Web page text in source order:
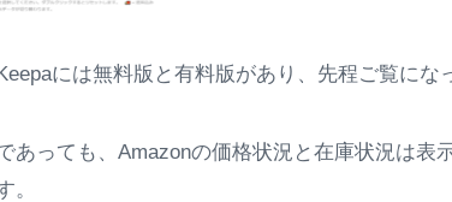
には無料版と有料版があり、先程ご覧にな
あっても、Amazonの価格状況と在庫状況は表
。